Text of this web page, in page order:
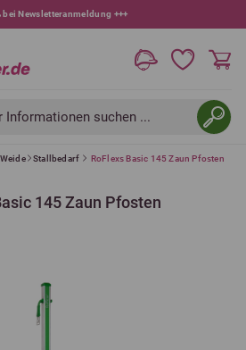
bei Newsletteranmeldung +++
Informationen suchen ...
Stallbedarf RoFlexs Basic 145 Zaun Pfosten
145 Zaun Pfosten